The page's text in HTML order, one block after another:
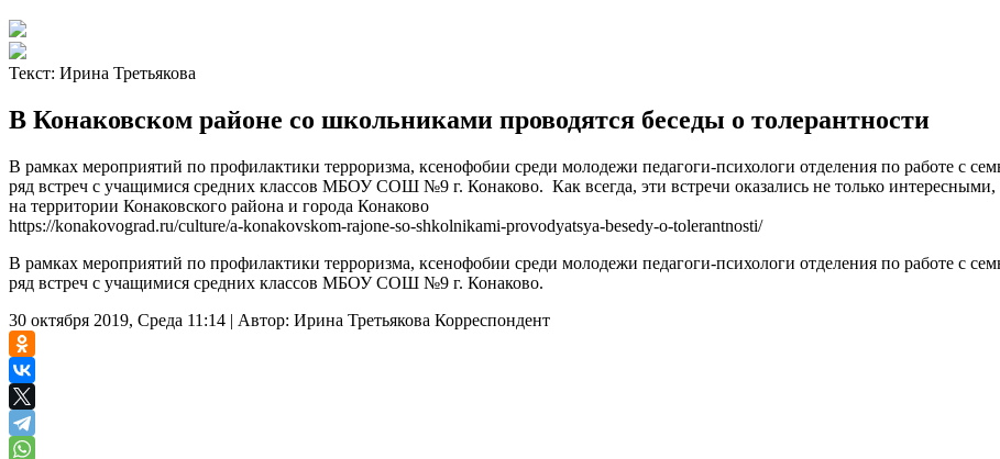
Текст: Ирина Третьякова
В Конаковском районе со школьниками проводятся беседы о толерантности
В рамках мероприятий по профилактики терроризма, ксенофобии среди молодежи педагоги-психологи отделения по работе с
ряд встреч с учащимися средних классов МБОУ СОШ №9 г. Конаково. Как всегда, эти встречи оказались не только
на территории Конаковского района и города Конаково
https://konakovograd.ru/culture/a-konakovskom-rajone-so-shkolnikami-provodyatsya-besedy-o-tolerantnosti/
В рамках мероприятий по профилактики терроризма, ксенофобии среди молодежи педагоги-психологи отделения по работе с
ряд встреч с учащимися средних классов МБОУ СОШ №9 г. Конаково.
30 октября 2019, Среда 11:14 | Автор: Ирина Третьякова Корреспондент